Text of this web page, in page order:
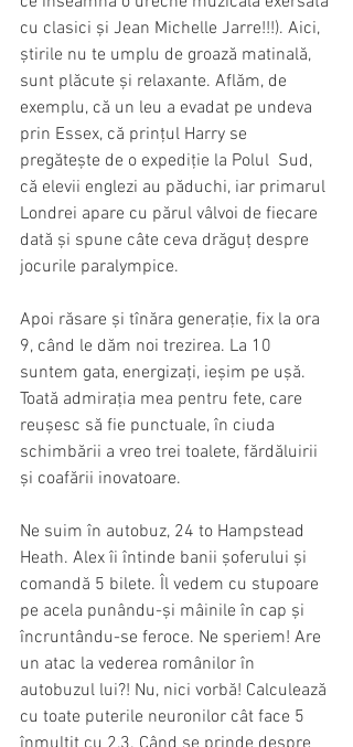
cu clasici și Jean Michelle Jarre!!!). Aici,
știrile nu te umplu de groază matinală,
sunt plăcute și relaxante. Aflăm, de
exemplu, că un leu a evadat pe undeva
prin Essex, că prințul Harry se
pregătește de o expediție la Polul  Sud,
că elevii englezi au păduchi, iar primarul
Londrei apare cu părul vâlvoi de fiecare
dată și spune câte ceva drăguț despre
jocurile paralympice.
Apoi răsare și tînăra generație, fix la ora
9, când le dăm noi trezirea. La 10
suntem gata, energizați, ieșim pe ușă.
Toată admirația mea pentru fete, care
reușesc să fie punctuale, în ciuda
schimbării a vreo trei toalete, fărdăluirii
și coafării inovatoare.
Ne suim în autobuz, 24 to Hampstead
Heath. Alex îi întinde banii șoferului și
comandă 5 bilete. Îl vedem cu stupoare
pe acela punându-și mâinile în cap și
încruntându-se feroce. Ne speriem! Are
un atac la vederea românilor în
autobuzul lui?! Nu, nici vorbă! Calculează
cu toate puterile neuronilor cât face 5